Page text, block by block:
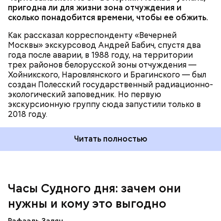
пригодна ли для жизни зона отчуждения и
сколько понадобится времени, чтобы ее обжить.
Как рассказал корреспонденту «Вечерней
Москвы» экскурсовод Андрей Бабич, спустя два
года после аварии, в 1988 году, на территории
трех районов белорусской зоны отчуждения —
Хойникского, Наровлянского и Брагинского — был
создан Полесский государственный радиационно-
экологический заповедник. Но первую
экскурсионную группу сюда запустили только в
2018 году.
Читать полностью
Часы Судного дня: зачем они
нужны и кому это выгодно
— Поскольку мы стоим на пороге второго
ядерного века и периода беспрецедентного
изменения климата, ученые вновь несут особую
ответственность за информирование
Каждый год — в зависимости от того, какие
события происходят в мире, — ученые,
нобелевские лауреаты и специалисты по ядерной
переводе стрелки. Например, в 2017-м причиной
перевода на полминуты вперед послужили как
выбросов углекислого газа, так и усиление
национализма во всем мире и отрицание
изменения климата.
проект